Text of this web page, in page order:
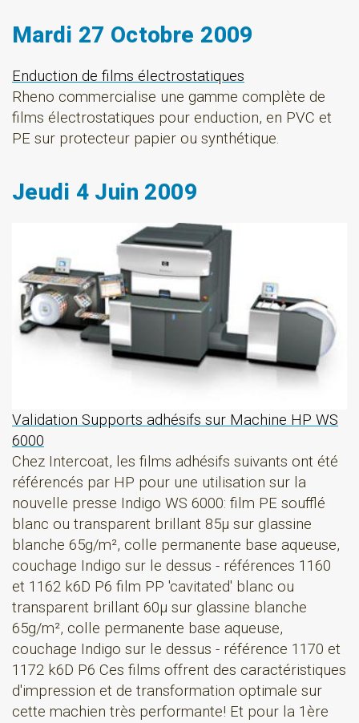
Mardi 27 Octobre 2009
Enduction de films électrostatiques
Rheno commercialise une gamme complète de
films électrostatiques pour enduction, en PVC et
PE sur protecteur papier ou synthétique.
Jeudi 4 Juin 2009
Validation Supports adhésifs sur Machine HP WS
6000
Chez Intercoat, les films adhésifs suivants ont été
référencés par HP pour une utilisation sur la
nouvelle presse Indigo WS 6000: film PE soufflé
blanc ou transparent brillant 85µ sur glassine
blanche 65g/m², colle permanente base aqueuse,
couchage Indigo sur le dessus - références 1160
et 1162 k6D P6 film PP 'cavitated' blanc ou
transparent brillant 60µ sur glassine blanche
65g/m², colle permanente base aqueuse,
couchage Indigo sur le dessus - référence 1170 et
1172 k6D P6 Ces films offrent des caractéristiques
d'impression et de transformation optimale sur
cette machien très performante! Et pour la 1ère